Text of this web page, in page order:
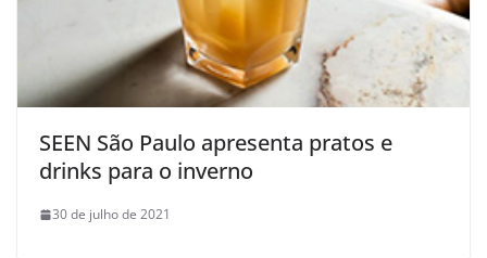
SEEN São Paulo apresenta pratos e
drinks para o inverno
30 de julho de 2021